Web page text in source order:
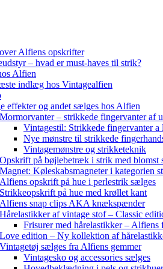
Alfiens opskrifter
– hvad er must-haves til strik?
Alfien
indlæg hos Vintagealfien
effekter og andet sælges hos Alfien
Mormorvanter – strikkede fingervanter af
Vintagestil: Strikkede fingervanter a
Nye mønstre til strikkede
Vintagemønstre og strikketeknik
Opskrift på bøjlebetræk i strik med blomst
Magnet: Køleskabsmagneter i kategorien
Alfiens opskrift på hue i perlestrik sælges
Strikkeopskrift på hue med krøllet kant
Alfiens snap clips AKA knækspænder
Hårelastikker af vintage stof – Classic
Frisurer med hårelastikker – Alfiens
Love edition – Ny kollektion af
Vintagetøj sælges fra Alfiens gemmer
Vintagesko og accessories sælges